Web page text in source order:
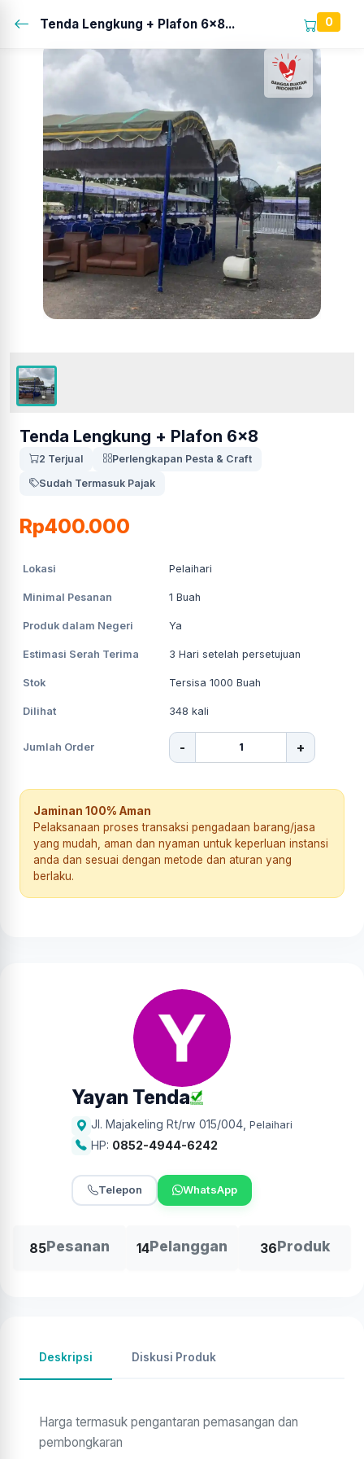
Tenda Lengkung + Plafon 6x8... 0
Tenda Lengkung + Plafon 6x8
2 Terjual
Perlengkapan Pesta & Craft
Sudah Termasuk Pajak
Rp400.000
Lokasi Pelaihari
Minimal Pesanan 1 Buah
Produk dalam Negeri Ya
Estimasi Serah Terima 3 Hari setelah persetujuan
Stok Tersisa 1000 Buah
Dilihat 348 kali
Jumlah Order - +
Jaminan 100% Aman
Pelaksanaan proses transaksi pengadaan barang/jasa
yang mudah, aman dan nyaman untuk keperluan instansi
anda dan sesuai dengan metode dan aturan yang
berlaku.
Yayan Tenda
Jl. Majakeling Rt/rw 015/004 Pelaihari
HP: 0852-4944-6242
Telepon WhatsApp
85Pesanan 14Pelanggan 36Produk
Deskripsi Diskusi Produk
Harga termasuk pengantaran pemasangan dan
pembongkaran